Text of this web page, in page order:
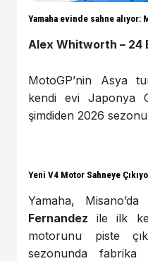
Yamaha evinde sahne alıyor:
Alex Whitworth – 24
MotoGP’nin Asya
kendi evi Japonya
şimdiden 2026
Yeni V4 Motor Sahneye
Yamaha,
Fernandez ile ilk
motorunu piste
sezonunda fabrika